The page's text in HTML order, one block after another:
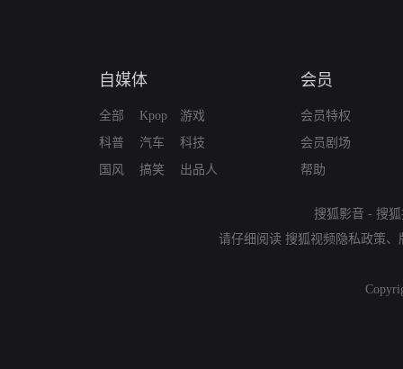
自媒体
全部
科普
国风
Kpop
汽车
搞笑
游戏
科技
出品人
会员
会员特权
会员剧场
帮助
搜狐影音 - 搜
请仔细阅读 搜狐视频隐私政策、